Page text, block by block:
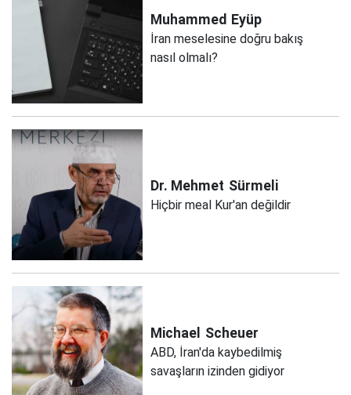
Muhammed Eyüp
İran meselesine doğru bakış
nasıl olmalı?
Dr. Mehmet Sürmeli
Hiçbir meal Kur'an değildir
Michael Scheuer
ABD, İran'da kaybedilmiş
savaşların izinden gidiyor